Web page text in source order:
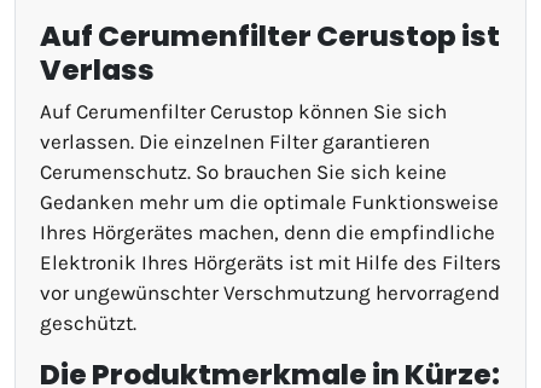
Auf Cerumenfilter Cerustop ist
Verlass
Auf Cerumenfilter Cerustop können Sie sich
verlassen. Die einzelnen Filter garantieren
Cerumenschutz. So brauchen Sie sich keine
Gedanken mehr um die optimale Funktionsweise
Ihres Hörgerätes machen, denn die empfindliche
Elektronik Ihres Hörgeräts ist mit Hilfe des Filters
vor ungewünschter Verschmutzung hervorragend
geschützt.
Die Produktmerkmale in Kürze: